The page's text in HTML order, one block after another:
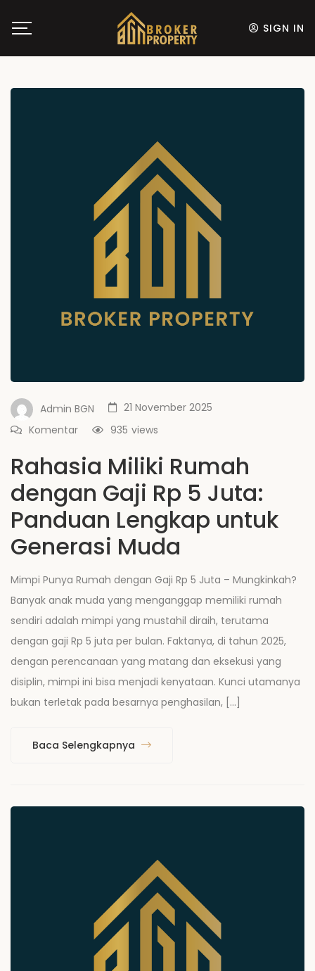
SIGN IN
Admin BGN
21 November 2025
Komentar
views
935
Rahasia Miliki Rumah
dengan Gaji Rp 5 Juta:
Panduan Lengkap untuk
Generasi Muda
Mimpi Punya Rumah dengan Gaji Rp 5 Juta – Mungkinkah?
Banyak anak muda yang menganggap memiliki rumah
sendiri adalah mimpi yang mustahil diraih, terutama
dengan gaji Rp 5 juta per bulan. Faktanya, di tahun 2025,
dengan perencanaan yang matang dan eksekusi yang
disiplin, mimpi ini bisa menjadi kenyataan. Kunci utamanya
bukan terletak pada besarnya penghasilan, […]
Baca Selengkapnya